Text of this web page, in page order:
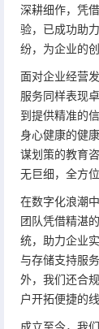
深耕细作，凭
验，已成功助
纷，为企业的
面对企业经营
服务同样表现
到提供精准的
身心健康的健
谋划策的教育
无巨细，全方
在数字化浪潮
团队凭借精湛
统，助力企业
与存储支持服
外，我们还合
户开拓便捷的